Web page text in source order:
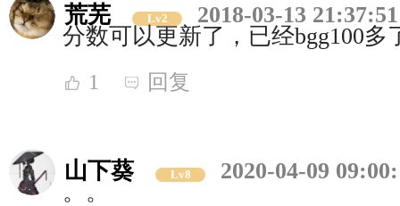
荒芜 Lv2
2018-03-13 21:37:51
分数可以更新了，已经bgg100多
1 回复
山下葵 Lv8
2020-04-09
。。